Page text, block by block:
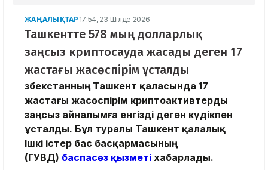
ЖАҢАЛЫҚТАР 17:54, 23 Шілде 2026
​Ташкентте 578 мың долларлық
заңсыз криптосауда жасады деген 17
жастағы жасөспірім ұсталды
Өзбекстанның Ташкент қаласында 17
жастағы жасөспірім криптоактивтерды
заңсыз айналымға енгізді деген күдікпен
ұсталды. Бұл туралы Ташкент қалалық
Ішкі істер бас басқармасының
(ГУВД) баспасөз қызметі хабарлады.